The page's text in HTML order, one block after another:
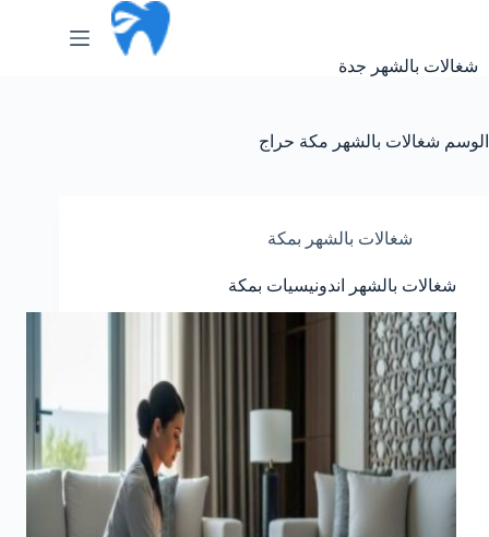
شغالات بالشهر جدة
الوسم شغالات بالشهر مكة حراج
شغالات بالشهر بمكة
شغالات بالشهر اندونيسيات بمكة